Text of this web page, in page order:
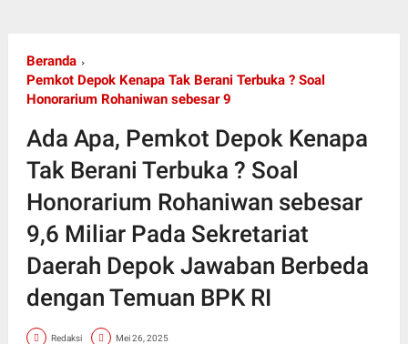
Beranda
Pemkot Depok Kenapa Tak Berani Terbuka ? Soal
Honorarium Rohaniwan sebesar 9
Ada Apa, Pemkot Depok Kenapa
Tak Berani Terbuka ? Soal
Honorarium Rohaniwan sebesar
9,6 Miliar Pada Sekretariat
Daerah Depok Jawaban Berbeda
dengan Temuan BPK RI
Redaksi Mei 26, 2025